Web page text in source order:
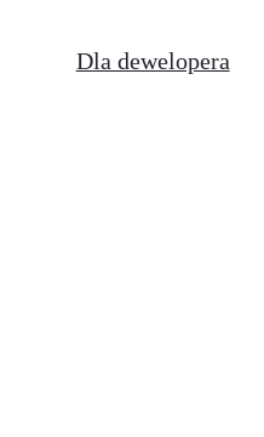
Dla dewelopera